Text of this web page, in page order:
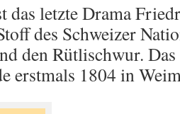
das letzte Drama
des Schweizer
den Rütlischwur.
erstmals 1804 in